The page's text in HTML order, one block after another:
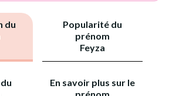
du
Popularité du
prénom
Feyza
En savoir plus sur le